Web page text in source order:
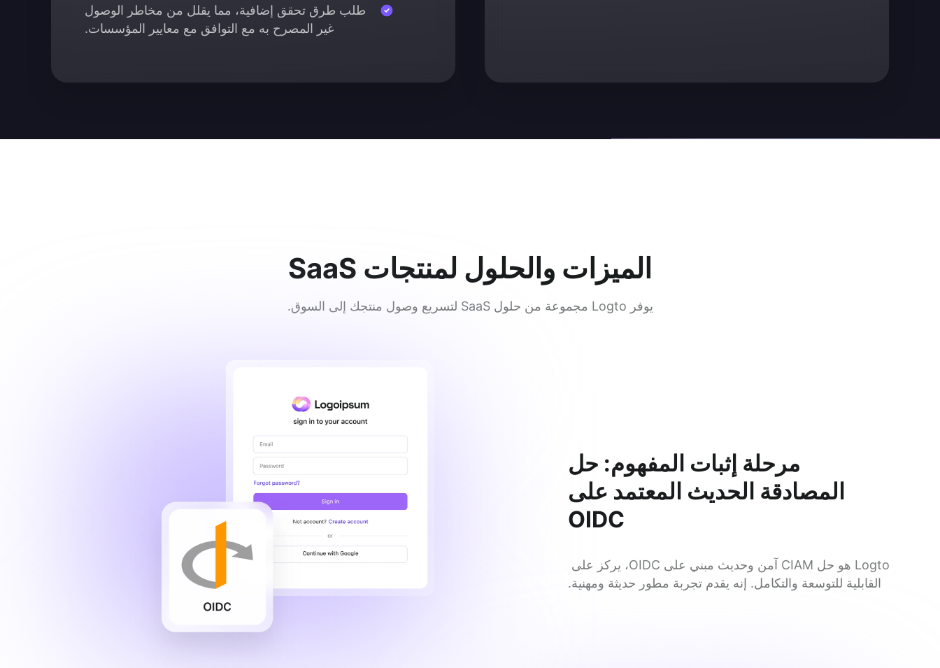
طلب طرق تحقق إضافية، مما يقلل من مخاطر الوصول
غير المصرح به مع التوافق مع معايير المؤسسات.
الميزات والحلول لمنتجات SaaS
يوفر Logto مجموعة من حلول SaaS لتسريع وصول منتجك إلى السوق.
مرحلة إثبات المفهوم: حل
المصادقة الحديث المعتمد على
OIDC
القابلية للتوسعة والتكامل. إنه يقدم تجربة مطور حديثة ومهنية.